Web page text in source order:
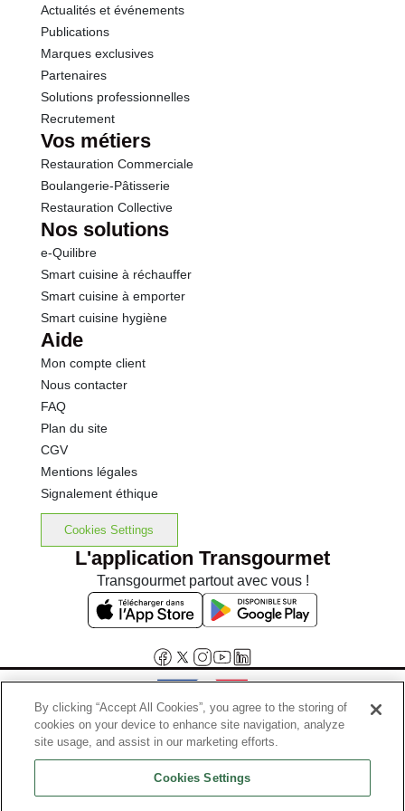
Actualités et événements
Publications
Marques exclusives
Partenaires
Solutions professionnelles
Recrutement
Vos métiers
Restauration Commerciale
Boulangerie-Pâtisserie
Restauration Collective
Nos solutions
e-Quilibre
Smart cuisine à réchauffer
Smart cuisine à emporter
Smart cuisine hygiène
Aide
Mon compte client
Nous contacter
FAQ
Plan du site
CGV
Mentions légales
Signalement éthique
Cookies Settings
L'application Transgourmet
Transgourmet partout avec vous !
Interdiction de vente de boissons alcooliques aux mineurs de
moins de 18 ans
La preuve de majorité de l'acheteur est exigée au moment de la vente
By clicking “Accept All Cookies”, you agree to the storing of
cookies on your device to enhance site navigation, analyze
site usage, and assist in our marketing efforts.
Cookies Settings